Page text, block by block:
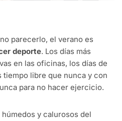
parecerlo, el verano es
deporte. Los días más
en las oficinas, los días de
libre que nunca y con
para no hacer ejercicio.
y calurosos del